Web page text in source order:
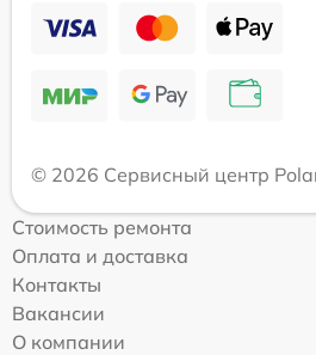
© 2026 Сервисный центр
Стоимость ремонта
Оплата и доставка
Контакты
Вакансии
О компании